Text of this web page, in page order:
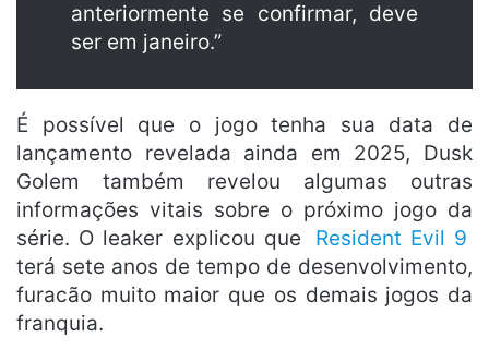
anteriormente se confirmar, deve
ser em janeiro.”
É possível que o jogo tenha sua data de
lançamento revelada ainda em 2025, Dusk
Golem também revelou algumas outras
informações vitais sobre o próximo jogo da
série. O leaker explicou que
Resident Evil 9
terá sete anos de tempo de desenvolvimento,
furacão muito maior que os demais jogos da
franquia.